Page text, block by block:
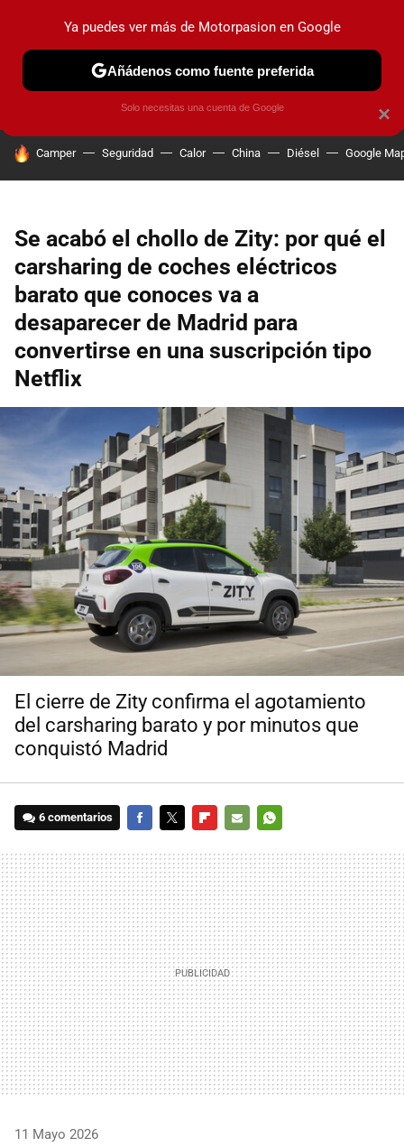
PRUEBAS COCHES ELÉCTRICOS OBSERVATORIO
HOY SE HABLA DE
Camper Seguridad Calor China Diésel Google
Se acabó el chollo de Zity: por qué el
carsharing de coches eléctricos
barato que conoces va a
desaparecer de Madrid para
convertirse en una suscripción tipo
Netflix
El cierre de Zity confirma el agotamiento
del carsharing barato y por minutos que
conquistó Madrid
6 comentarios
MAIL
11 Mayo 2026
×
Ya puedes ver más de Motorpasion en Google
Añádenos como fuente preferida
Solo necesitas una cuenta de Google